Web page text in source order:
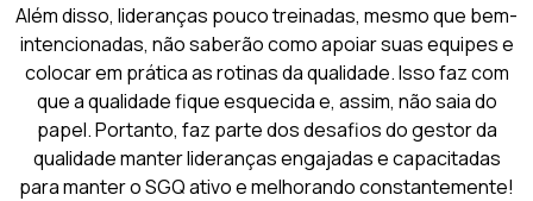
Além disso, lideranças pouco treinadas, mesmo que bem-
intencionadas, não saberão como apoiar suas equipes e
colocar em prática as rotinas da qualidade. Isso faz com
que a qualidade fique esquecida e, assim, não saia do
papel. Portanto, faz parte dos desafios do gestor da
qualidade manter lideranças engajadas e capacitadas
para manter o SGQ ativo e melhorando constantemente!